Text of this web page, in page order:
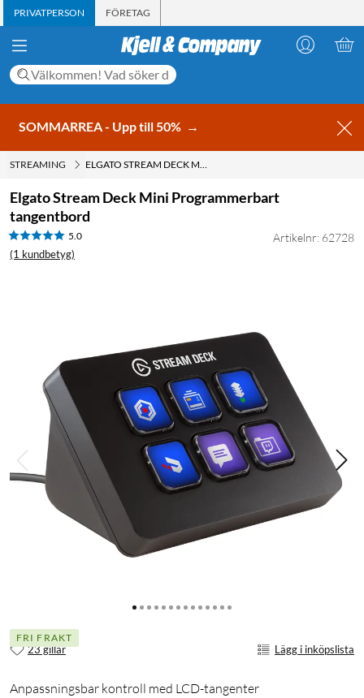
PRIVATPERSON FÖRETAG
SOMMARREA - Upp till 50% →
STREAMING ELGATO STREAM DECK MINI PROGRAMMERBART TANGENTBORD
Elgato Stream Deck Mini Programmerbart
tangentbord
5.0
(1 kundbetyg)
Artikelnr: 62728
FRI FRAKT
23 gillar Lägg i inköpslista
Anpassningsbar kontroll med LCD-tangenter